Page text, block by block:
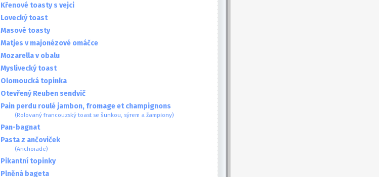
Křenové toasty s vejci
Lovecký toast
Masové toasty
Matjes v majonézové omáčce
Mozarella v obalu
Myslivecký toast
Olomoucká topinka
Otevřený Reuben sendvič
Pain perdu roulé jambon, fromage et champignons
(Rolovaný francouzský toast se šunkou, sýrem a žampiony)
Pan-bagnat
Pasta z ančoviček
(Anchoiade)
Pikantní topinky
Plněná bageta